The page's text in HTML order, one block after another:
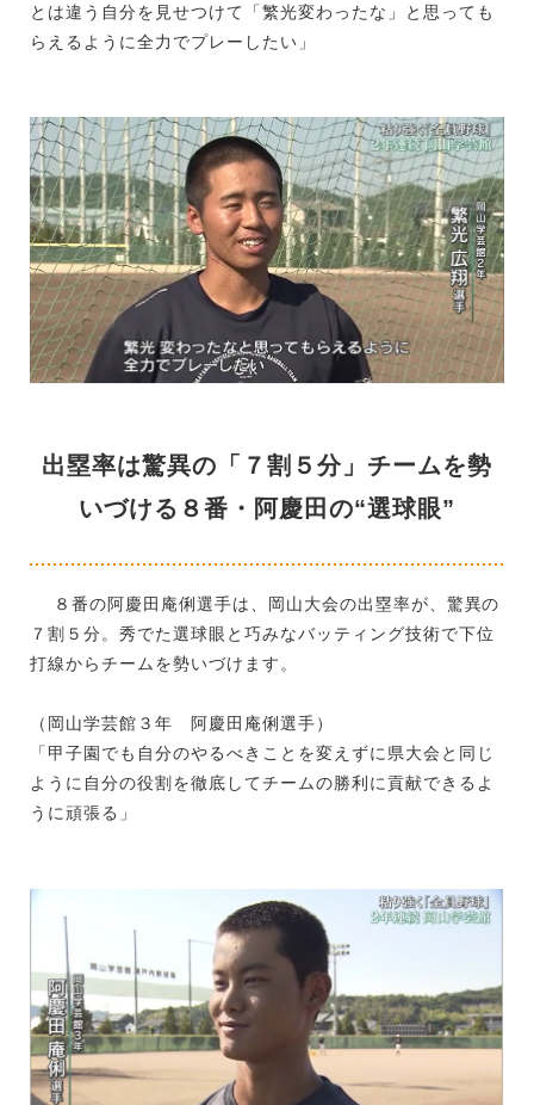
とは違う自分を見せつけて「繁光変わったな」と思っても
らえるように全力でプレーしたい」
出塁率は驚異の「７割５分」チームを勢
いづける８番・阿慶田の“選球眼”
８番の阿慶田庵俐選手は、岡山大会の出塁率が、驚異の
７割５分。秀でた選球眼と巧みなバッティング技術で下位
打線からチームを勢いづけます。
（岡山学芸館３年 阿慶田庵俐選手）
「甲子園でも自分のやるべきことを変えずに県大会と同じ
ように自分の役割を徹底してチームの勝利に貢献できるよ
うに頑張る」